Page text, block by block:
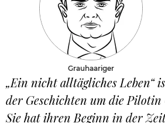
Grauhaariger
„Ein nicht alltägliches Leben“
der Geschichten um die
Sie hat ihren Beginn in der